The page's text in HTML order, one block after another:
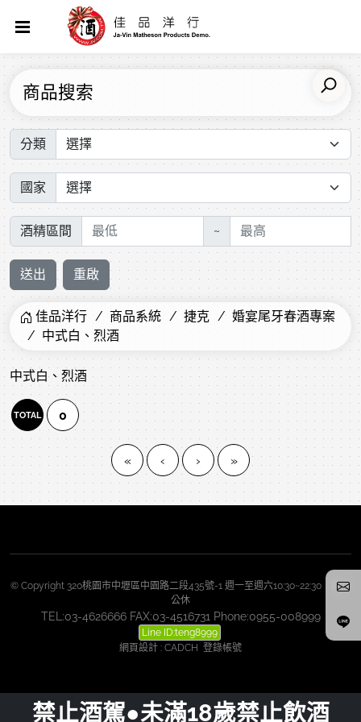
商品搜索
分類
國家
酒精區間 ~
送出 重啟
佳品洋行 商品系統 捷克
婚宴尾牙春酒專案
中式白、烈酒
中式白、烈酒
TOTAL 0
« ‹ › »
© Copyright 320桃園市中壢區中園路二段435號-1 週一至週六10:30~22:30 週日
公休
TEL:03-4626666 FAX:03-4516731 Phone:0955-008999
Line ID:teng8999
網頁設計 : CADCH 登錄帳號
禁止酒駕●未滿18歲禁止飲酒